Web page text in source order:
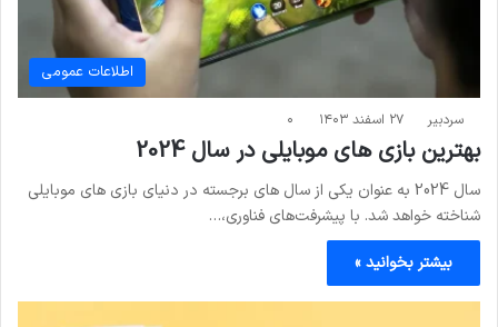
اطلاعات عمومی
سردبیر ۲۷ اسفند ۱۴۰۳ ۰
بهترین بازی های موبایلی در سال 2024
سال 2024 به عنوان یکی از سال های برجسته در دنیای بازی های موبایلی
شناخته خواهد شد. با پیشرفت‌های فناوری،…
بیشتر بخوانید »